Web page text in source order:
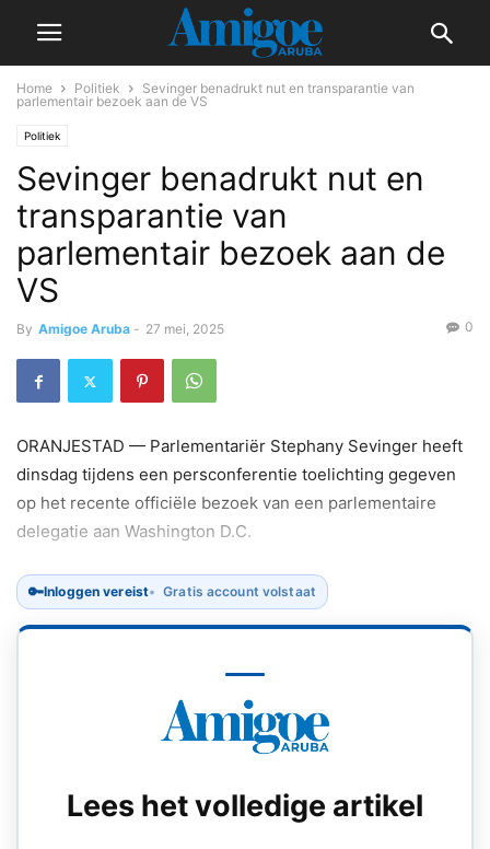
Home Politiek
Sevinger benadrukt nut en transparantie van
parlementair bezoek aan de VS
Politiek
Sevinger benadrukt nut en
transparantie van
parlementair bezoek aan de
VS
By Amigoe Aruba - 27 mei, 2025 0
ORANJESTAD — Parlementariër Stephany Sevinger heeft
dinsdag tijdens een persconferentie toelichting gegeven
op het recente officiële bezoek van een parlementaire
delegatie aan Washington D.C.
🔑Inloggen vereist Gratis account volstaat
Lees het volledige artikel